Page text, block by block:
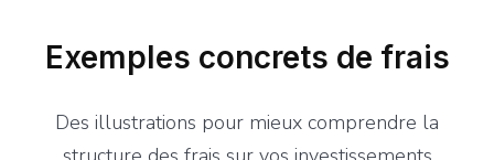
Exemples concrets de frais
Des illustrations pour mieux comprendre la